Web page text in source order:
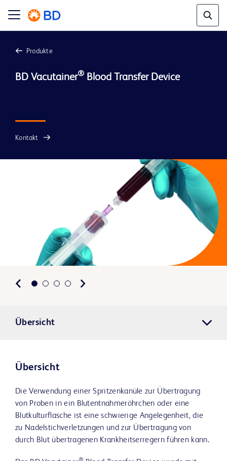
Produkte
BD Vacutainer® Blood Transfer Device
Kontakt
Übersicht
Übersicht
Die Verwendung einer Spritzenkanüle zur Übertragung
von Proben in ein Blutentnahmeröhrchen oder eine
Blutkulturflasche ist eine schwierige Angelegenheit, die
zu Nadelstichverletzungen und zur Übertragung von
durch Blut übertragenen Krankheitserregern führen kann.